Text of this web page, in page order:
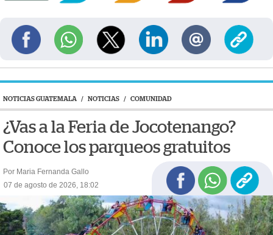
NOTICIAS GUATEMALA / NOTICIAS / COMUNIDAD
¿Vas a la Feria de Jocotenango?
Conoce los parqueos gratuitos
Por Maria Fernanda Gallo
07 de agosto de 2026, 18:02